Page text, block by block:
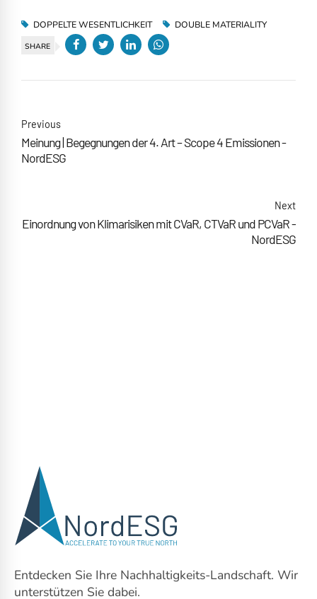
DOPPELTE WESENTLICHKEIT DOUBLE MATERIALITY
SHARE
Previous
Meinung | Begegnungen der 4. Art – Scope 4 Emissionen -
NordESG
Next
Einordnung von Klimarisiken mit CVaR, CTVaR und PCVaR -
NordESG
Entdecken Sie Ihre Nachhaltigkeits-Landschaft. Wir
unterstützen Sie dabei.